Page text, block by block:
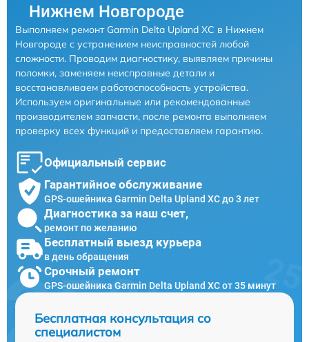
Нижнем Новгороде
Выполняем ремонт Garmin Delta Upland XC в Нижнем
Новгороде с устранением неисправностей любой
сложности. Проводим диагностику, выявляем причины
поломки, заменяем неисправные детали и
восстанавливаем работоспособность устройства.
Используем оригинальные или рекомендованные
производителем запчасти, после ремонта выполняем
проверку всех функций и предоставляем гарантию.
Официальный сервис
Гарантийное обслуживание
GPS-ошейника Garmin Delta Upland XC до 3 лет
Диагностика за наш счет,
ремонт по желанию
Бесплатный выезд курьера
в день обращения
Срочный ремонт
GPS-ошейника Garmin Delta Upland XC от 35 минут
Бесплатная консультация со
специалистом